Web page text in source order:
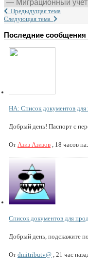
Предыдущая тема
Следующая тема
Последние сообщения
НА: Список документов для
Добрый день! Паспорт с
От Азиз Азизов , 18 часов
Список документов для
Добрый день, подскажите
От dmitributv@ , 21 час